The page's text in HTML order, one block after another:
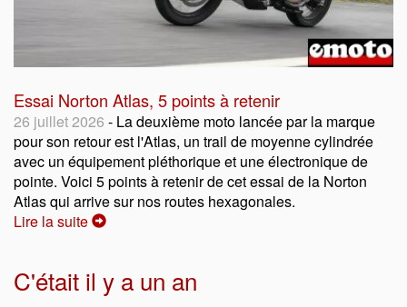
Essai Norton Atlas, 5 points à retenir
26 juillet 2026 - La deuxième moto lancée par la marque
pour son retour est l'Atlas, un trail de moyenne cylindrée
avec un équipement pléthorique et une électronique de
pointe. Voici 5 points à retenir de cet essai de la Norton
Atlas qui arrive sur nos routes hexagonales.
Lire la suite
C'était il y a un an